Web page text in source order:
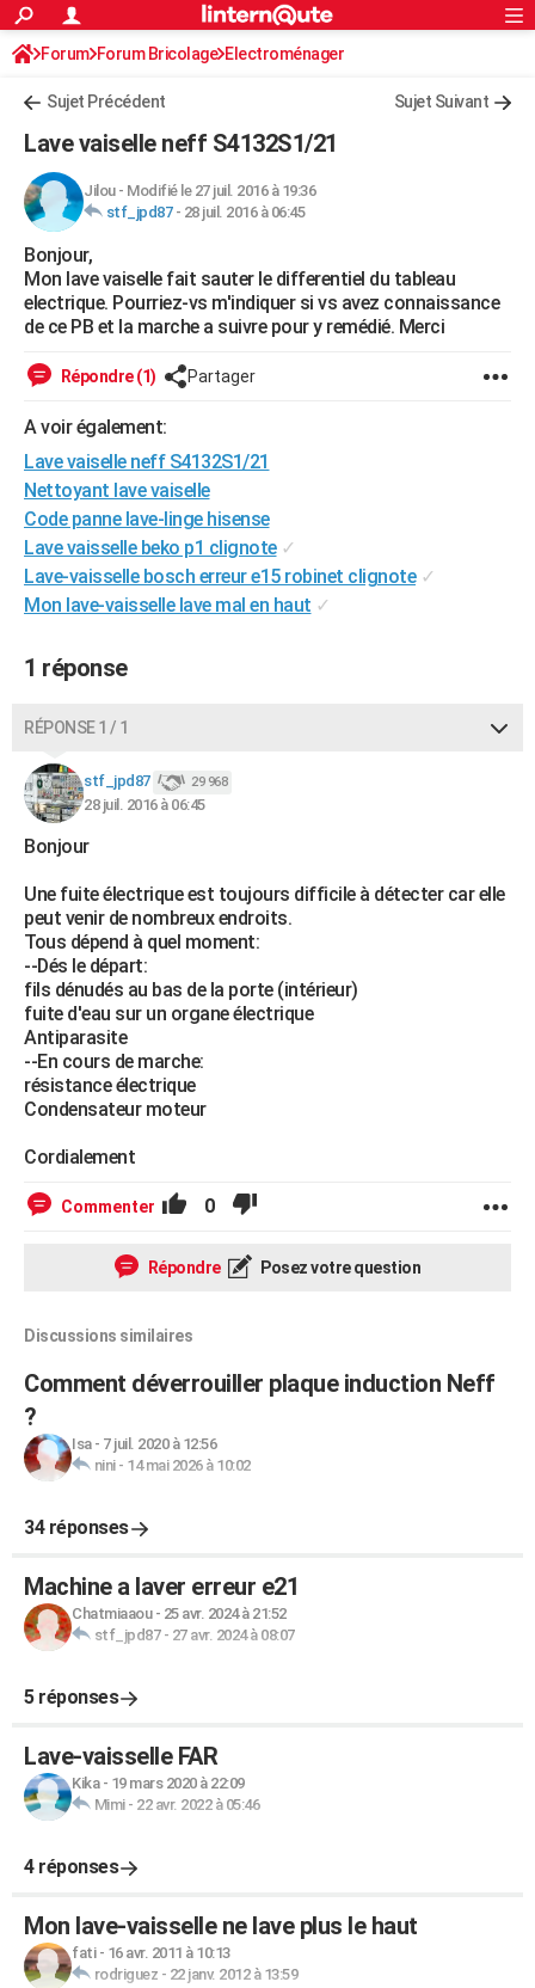
ACTUALITÉS
Politique
Société
Faits Divers
Education
Monde
Villes
+
FINANCE
Retraite
Impôts
Epargne
Immobilier
Risques naturels par ville
Banque
Assurance
Crédit
AUTO
Essais
Réserver un essai
Citadines
Berlines
SUV
Forum auto
+HIGH-TECH
Mobiles
Meilleur smartphone
Internet
Ordinateurs
Jeux vidéo
Guide high-tech
+BRICOLAGE
Forum
Aménagement intérieur
Extérieur
Cuisine
Salle de bains
Jardinage
Rangement
WEEK-END
LIFESTYLE
Art de vivre
Bien-être
Loisirs
Mode
Modes de vie
SANTE
Alimentation
Guide de la santé
Maladies
Médicaments
Sommeil
VOYAGE
Destinations
City break
Voyage nature
Voyage de noces
Forum
Climat
+PHOTO
GUIDES D'ACHAT
BONS PLANS
Dictionnaire
Biographies
Citations
Expressions
Proverbes
PROGRAMME TV
COPAINS D'AVANT
S'inscrire
Se connecter
Lycées
Collèges
Primaires
Universités
Entreprises
Service militaire
Avis de recherche
AVIS DE DÉCÈS
FORUM
Bricolage
Lifestyle
Culture
Sport
Auto
Television
Voyage
Cinema
S'inscrire
Connexion
Forum Forum Bricolage Electroménager
Sujet Précédent Sujet Suivant
Lave vaiselle neff S4132S1/21
Jilou- Modifié le 27 juil. 2016 à 19:36
stf_jpd87- 28 juil. 2016 à 06:45
Bonjour,
Mon lave vaiselle fait sauter le differentiel du tableau
electrique. Pourriez-vs m'indiquer si vs avez connaissance
de ce PB et la marche a suivre pour y remédié. Merci
Répondre (1) Partager
A voir également:
Lave vaiselle neff S4132S1/21
Nettoyant lave vaiselle
Code panne lave-linge hisense
Lave vaisselle beko p1 clignote ✓
Lave-vaisselle bosch erreur e15 robinet clignote ✓
Mon lave-vaisselle lave mal en haut ✓
1 réponse
RÉPONSE 1 / 1
stf_jpd87 29 968
28 juil. 2016 à 06:45
Bonjour
Une fuite électrique est toujours difficile à détecter car elle
peut venir de nombreux endroits.
Tous dépend à quel moment:
--Dés le départ:
fils dénudés au bas de la porte (intérieur)
fuite d'eau sur un organe électrique
Antiparasite
--En cours de marche:
résistance électrique
Condensateur moteur
Cordialement
Commenter 0
Répondre Posez votre question
Discussions similaires
Comment déverrouiller plaque induction Neff
?
Isa- 7 juil. 2020 à 12:56
nini- 14 mai 2026 à 10:02
34 réponses
Machine a laver erreur e21
Chatmiaaou- 25 avr. 2024 à 21:52
stf_jpd87- 27 avr. 2024 à 08:07
5 réponses
Lave-vaisselle FAR
Kika- 19 mars 2020 à 22:09
Mimi- 22 avr. 2022 à 05:46
4 réponses
Mon lave-vaisselle ne lave plus le haut
fati- 16 avr. 2011 à 10:13
rodriguez - 22 janv. 2012 à 13:59